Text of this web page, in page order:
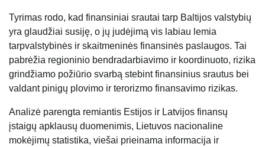
Tyrimas rodo, kad finansiniai srautai tarp Baltijos valstybių
yra glaudžiai susiję, o jų judėjimą vis labiau lemia
tarpvalstybinės ir skaitmeninės finansinės paslaugos. Tai
pabrėžia regioninio bendradarbiavimo ir koordinuoto, rizika
grindžiamo požiūrio svarbą stebint finansinius srautus bei
valdant pinigų plovimo ir terorizmo finansavimo rizikas.
Analizė parengta remiantis Estijos ir Latvijos finansų
įstaigų apklausų duomenimis, Lietuvos nacionaline
mokėjimų statistika, viešai prieinama informacija ir